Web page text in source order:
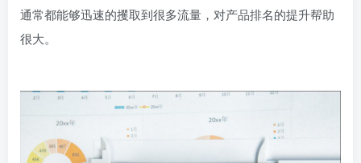
通常都能够迅速的攫取到很多流量，对产品排名的提升帮助
很大。